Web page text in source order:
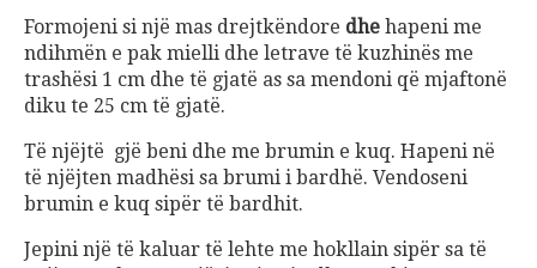
Formojeni si një mas drejtkëndore dhe hapeni me
ndihmën e pak mielli dhe letrave të kuzhinës me
trashësi 1 cm dhe të gjatë as sa mendoni që mjaftonë
diku te 25 cm të gjatë.
Të njëjtë gjë beni dhe me brumin e kuq. Hapeni në
të njëjten madhësi sa brumi i bardhë. Vendoseni
brumin e kuq sipër të bardhit.
Jepini një të kaluar të lehte me hokllain sipër sa të